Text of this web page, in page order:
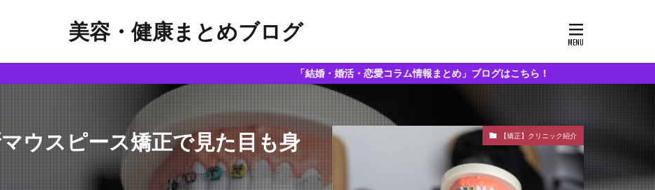
美容・健康まとめブログ
「結婚・婚活・恋愛コラム情報まとめ」ブログはこちら！
ウスピース矯正で見た目も身
【矯正】クリニック紹介